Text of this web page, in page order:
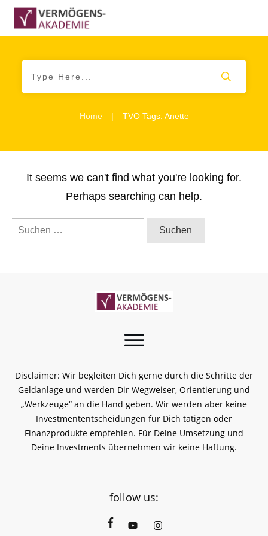
Home | TVO Tags: Anette
It seems we can't find what you're looking for.
Perhaps searching can help.
Suchen
Disclaimer: Wir begleiten Dich gerne durch die Schritte der
Geldanlage und werden Dir Wegweiser, Orientierung und
„Werkzeuge“ an die Hand geben. Wir werden aber keine
Investmententscheidungen für Dich tätigen oder
Finanzprodukte empfehlen. Für Deine Umsetzung und
Deine Investments übernehmen wir keine Haftung.
follow us: